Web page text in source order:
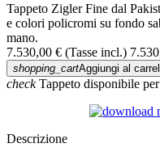
Tappeto Zigler Fine dal
e colori policromi su fondo
mano.
7.530,00 € (Tasse incl.)
shopping_cartAggiungi al
checkTappeto disponibile
Descrizione